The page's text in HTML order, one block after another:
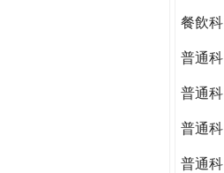
餐飲科
普通科
普通科
普通科
普通科